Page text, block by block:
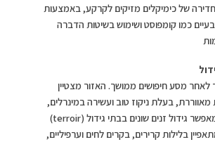
של כימיקלים מזיקים לקרקע, באמצעות
כמו קומפוסט ושימוש בשיטות הדברה
מסע חיפושים ממושך. האזור מצטיין
בעלת ניקוז טוב ועשירה במינרלים,
ויש בו גיוון נופי המאפשר גידול זנים שונים בבתי גידול (terroir)
בלילות קרירים, בקרים לחים וערפיליים,